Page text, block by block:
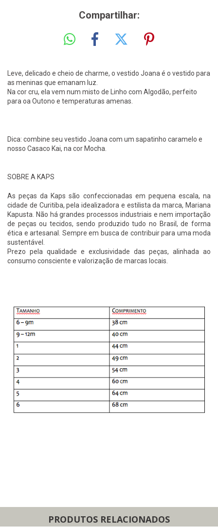
Compartilhar:
Leve, delicado e cheio de charme, o vestido Joana é o vestido para
as meninas que emanam luz.
Na cor cru, ela vem num misto de Linho com Algodão, perfeito
para oa Outono e temperaturas amenas.
Dica: combine seu vestido Joana com um sapatinho caramelo e
nosso Casaco Kai, na cor Mocha.
SOBRE A KAPS
As peças da Kaps são confeccionadas em pequena escala, na
cidade de Curitiba, pela idealizadora e estilista da marca, Mariana
Kapusta. Não há grandes processos industriais e nem importação
de peças ou tecidos, sendo produzido tudo no Brasil, de forma
ética e artesanal. Sempre em busca de contribuir para uma moda
sustentável.
Prezo pela qualidade e exclusividade das peças, alinhada ao
consumo consciente e valorização de marcas locais.
PRODUTOS RELACIONADOS